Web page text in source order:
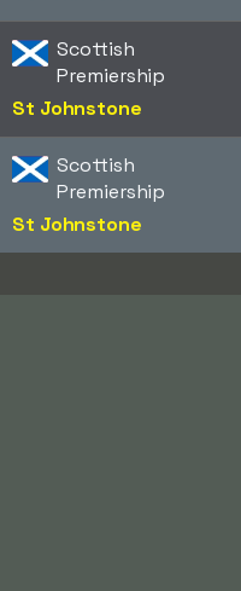
Scottish
Premiership
St Johnstone
Scottish
Premiership
St Johnstone